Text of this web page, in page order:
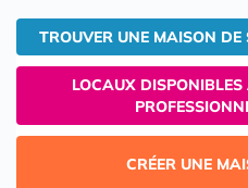
TROUVER UNE MAISON
LOCAUX
CRÉER UNE